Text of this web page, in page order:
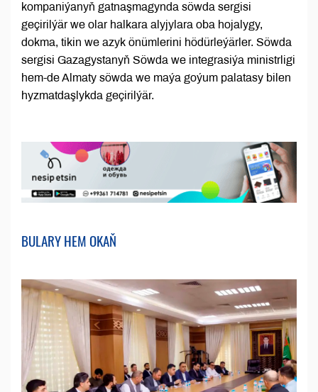
kompaniýanyň gatnaşmagynda söwda sergisi
geçirilýär we olar halkara alyjylara oba hojalygy,
dokma, tikin we azyk önümlerini hödürleýärler. Söwda
sergisi Gazagystanyň Söwda we integrasiýa ministrligi
hem-de Almaty söwda we maýa goýum palatasy bilen
hyzmatdaşlykda geçirilýär.
BULARY HEM OKAŇ